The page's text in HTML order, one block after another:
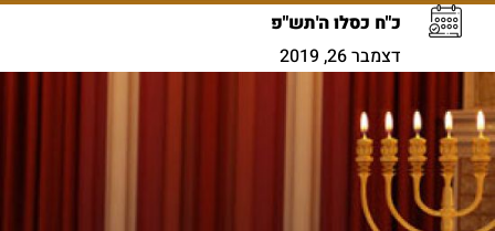
כ"ח כסלו ה'תש"פ
דצמבר 26, 2019